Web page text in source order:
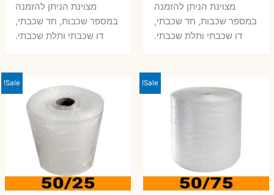
היה:
99 ₪.
מצוינת הניתן להזמנה
במספר שכבות, חד שכבתי,
דו שכבתי ותלת שכבתי.
היה:
66 ₪.
₪.
מצוינת הניתן להזמנה
במספר שכבות, חד שכבתי,
דו שכבתי ותלת שכבתי.
Sale!
Sale!